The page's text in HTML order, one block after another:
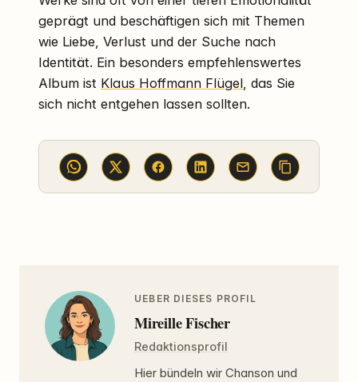
geprägt und beschäftigen sich mit Themen
wie Liebe, Verlust und der Suche nach
Identität. Ein besonders empfehlenswertes
Album ist Klaus Hoffmann Flügel, das Sie
sich nicht entgehen lassen sollten.
UEBER DIESES PROFIL
Mireille Fischer
Redaktionsprofil
Hier bündeln wir Chanson und